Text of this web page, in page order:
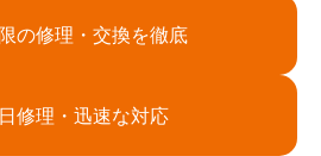
の修理・交換を徹底
修理・迅速な対応